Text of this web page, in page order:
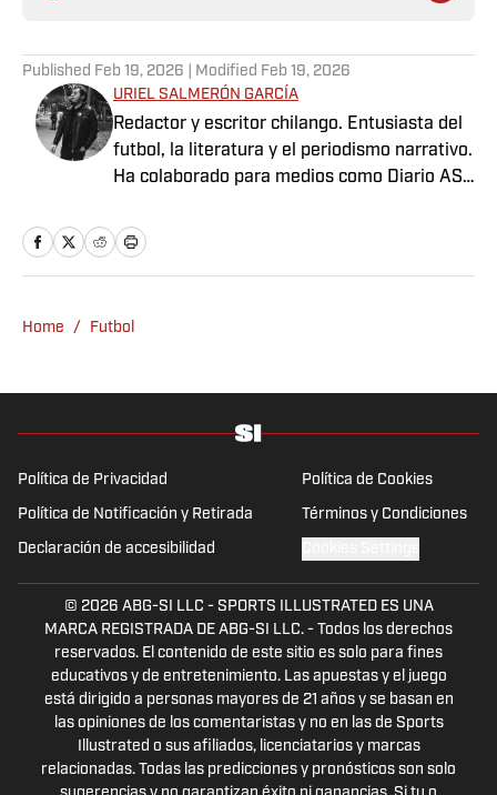
Published Feb 19, 2026 | Modified Feb 19, 2026
URIEL SALMERÓN GARCÍA
Redactor y escritor chilango. Entusiasta del
futbol, la literatura y el periodismo narrativo.
Ha colaborado para medios como Diario AS
Pie de Página, entre otros.
Home / Futbol
Política de Privacidad Política de Cookies
Política de Notificación y Retirada Términos y Condiciones
Declaración de accesibilidad
© 2026 ABG-SI LLC - SPORTS ILLUSTRATED ES UNA
MARCA REGISTRADA DE ABG-SI LLC. - Todos los derechos
reservados. El contenido de este sitio es solo para fines
educativos y de entretenimiento. Las apuestas y el juego
está dirigido a personas mayores de 21 años y se basan en
las opiniones de los comentaristas y no en las de Sports
Illustrated o sus afiliados, licenciatarios y marcas
relacionadas. Todas las predicciones y pronósticos son solo